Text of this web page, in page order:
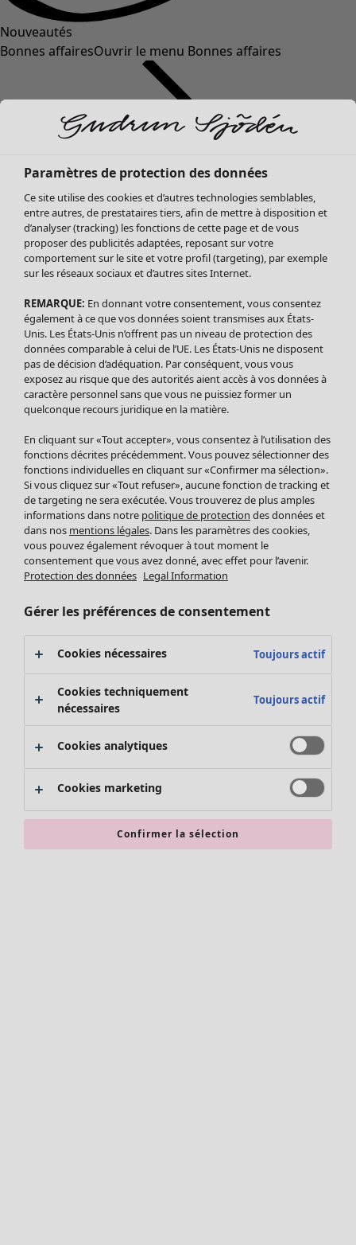
Nouveautés
Bonnes affairesOuvrir le menu Bonnes affaires
Soldes Vêtements
Tous les vêtements
Robes
Tuniques
Blouses
Tops
Gilets
Pantalon
Jupes
Leggings et collants
Accessoires
Chaussures
Vêtements de bain
Basics
Soldes Mobilier
Bonnes affaires déco
Décoration
Textiles
Tapis
Éponge
Promos SOLDES
Les promos de Gudrun Sjödén
Nouvel arrivage
Bonnes affaires en soldes - jusqu'à -70
Paramètres de protection des données
Ce site utilise des cookies et d’autres technologies semblables,
entre autres, de prestataires tiers, afin de mettre à disposition et
d’analyser (tracking) les fonctions de cette page et de vous
proposer des publicités adaptées, reposant sur votre
comportement sur le site et votre profil (targeting), par exemple
sur les réseaux sociaux et d’autres sites Internet.
REMARQUE: En donnant votre consentement, vous consentez
également à ce que vos données soient transmises aux États-
Unis. Les États-Unis n’offrent pas un niveau de protection des
données comparable à celui de l’UE. Les États-Unis ne disposent
pas de décision d’adéquation. Par conséquent, vous vous
exposez au risque que des autorités aient accès à vos données à
caractère personnel sans que vous ne puissiez former un
quelconque recours juridique en la matière.
En cliquant sur «Tout accepter», vous consentez à l’utilisation des
fonctions décrites précédemment. Vous pouvez sélectionner des
fonctions individuelles en cliquant sur «Confirmer ma sélection».
Si vous cliquez sur «Tout refuser», aucune fonction de tracking et
de targeting ne sera exécutée. Vous trouverez de plus amples
informations dans notre politique de protection des données et
dans nos mentions légales. Dans les paramètres des cookies,
vous pouvez également révoquer à tout moment le
consentement que vous avez donné, avec effet pour l’avenir.
Protection des données Legal Information
Gérer les préférences de consentement
Cookies nécessaires Toujours actif
Cookies techniquement
nécessaires
Toujours actif
Cookies analytiques
Cookies marketing
Confirmer la sélection